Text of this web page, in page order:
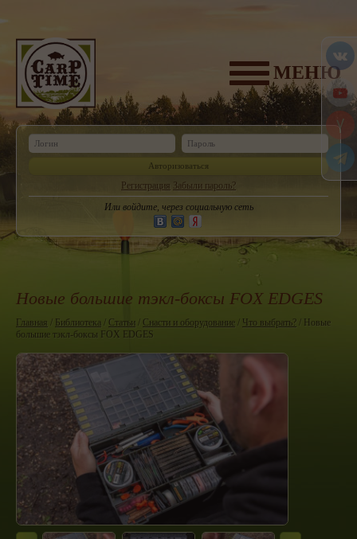
МЕНЮ
Авторизоваться
Регистрация Забыли пароль?
Или войдите, через социальную сеть
Новые большие тэкл-боксы FOX EDGES
Главная / Библиотека / Статьи / Снасти и оборудование / Что выбрать? / Новые
большие тэкл-боксы FOX EDGES